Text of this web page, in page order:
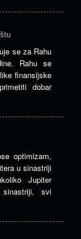
se za Rahu
Rahu se
finansijske
dobar
optimizam,
u sinastriji
Jupiter
svi